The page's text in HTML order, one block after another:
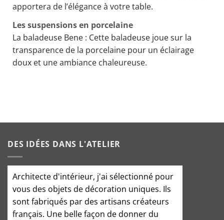
apportera de l’élégance à votre table.
Les suspensions en porcelaine
La baladeuse Bene : Cette baladeuse joue sur la
transparence de la porcelaine pour un éclairage
doux et une ambiance chaleureuse.
DES IDÉES DANS L'ATELIER
Architecte d'intérieur, j'ai sélectionné pour
vous des objets de décoration uniques. Ils
sont fabriqués par des artisans créateurs
français. Une belle façon de donner du